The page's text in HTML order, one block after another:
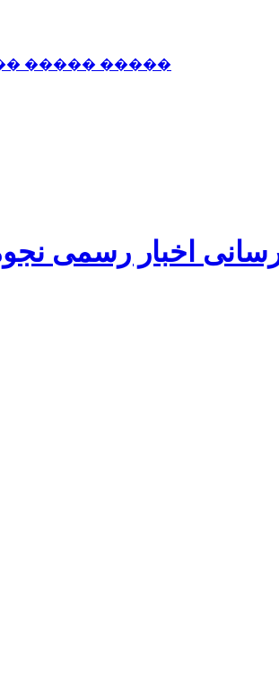
����� �����
اخبار رسمی